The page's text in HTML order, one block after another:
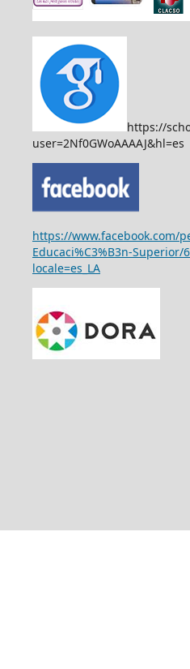
https://
user=2Nf0GWoAAAAJ&hl=es
https://www.facebook.com/
Educaci%C3%B3n-Superior/
locale=es_LA